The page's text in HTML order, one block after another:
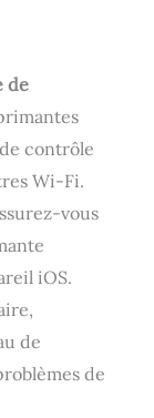
de
contrôle
Wi-Fi.
vous
iOS.
de
de